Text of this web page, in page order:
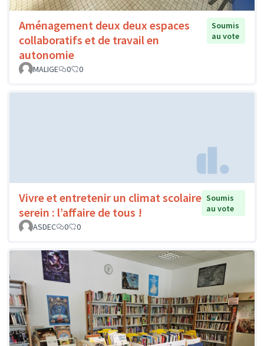
Aménagement deux deux espaces
collaboratifs et de travail en
autonomie
Soumis
au vote
MALIGE 0 0
Vivre et entretenir un climat scolaire
serein : l’affaire de tous !
Soumis
au vote
ASDEC
0 0